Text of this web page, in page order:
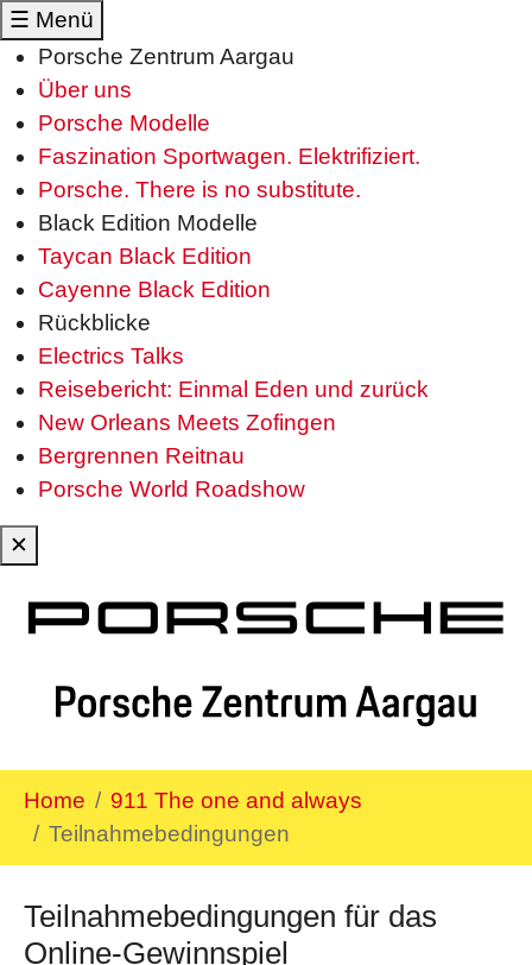
☰ Menü
Porsche Zentrum Aargau
Über uns
Porsche Modelle
Faszination Sportwagen. Elektrifiziert.
Porsche. There is no substitute.
Black Edition Modelle
Taycan Black Edition
Cayenne Black Edition
Rückblicke
Electrics Talks
Reisebericht: Einmal Eden und zurück
New Orleans Meets Zofingen
Bergrennen Reitnau
Porsche World Roadshow
✕
Home
911 The one and always
Teilnahmebedingungen
Teilnahmebedingungen für das
Online-Gewinnspiel